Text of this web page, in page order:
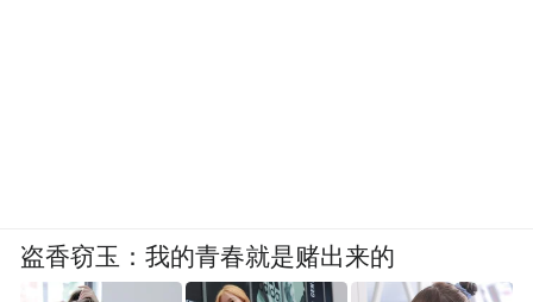
盗香窃玉：我的青春就是赌出来的